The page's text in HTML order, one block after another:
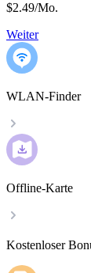
$2.49/Mo.
Weiter
WLAN-Finder
Offline-Karte
Kostenloser